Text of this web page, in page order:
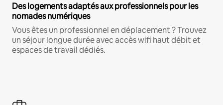
Des logements adaptés aux professionnels pour les
nomades numériques
Vous êtes un professionnel en déplacement ? Trouvez
un séjour longue durée avec accès wifi haut débit et
espaces de travail dédiés.